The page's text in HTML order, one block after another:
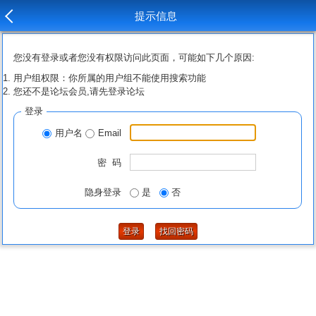
提示信息
您没有登录或者您没有权限访问此页面，可能如下几个原因:
用户组权限：你所属的用户组不能使用搜索功能
您还不是论坛会员,请先登录论坛
登录
用户名 Email
密 码
隐身登录 是 否